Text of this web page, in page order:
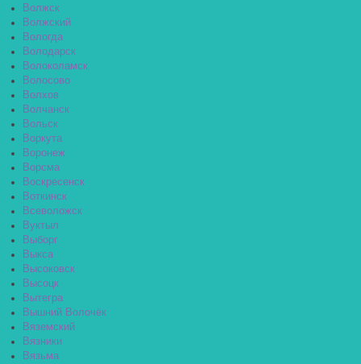
Волжск
Волжский
Вологда
Володарск
Волоколамск
Волосово
Волхов
Волчанск
Вольск
Воркута
Воронеж
Ворсма
Воскресенск
Воткинск
Всеволожск
Вуктыл
Выборг
Выкса
Высоковск
Высоцк
Вытегра
Вышний Волочёк
Вяземский
Вязники
Вязьма